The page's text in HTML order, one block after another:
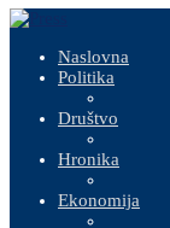
Naslovna
Politika
Društvo
Hronika
Ekonomija